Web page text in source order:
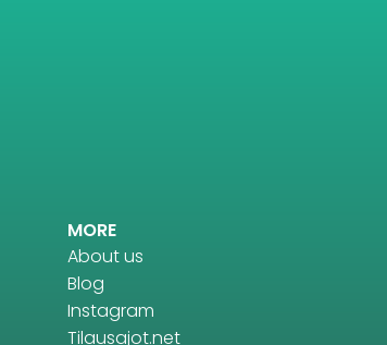
MORE
About us
Blog
Instagram
Tilausajot.net